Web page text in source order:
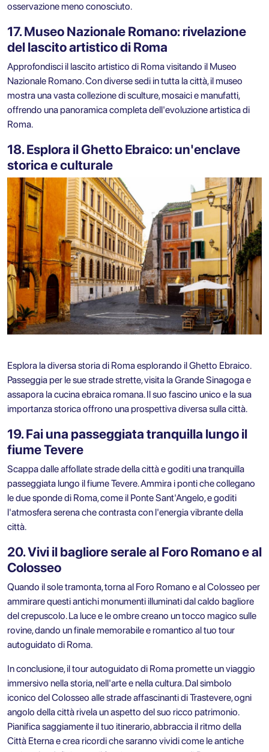
osservazione meno conosciuto.
17. Museo Nazionale Romano: rivelazione
del lascito artistico di Roma
Approfondisci il lascito artistico di Roma visitando il Museo
Nazionale Romano. Con diverse sedi in tutta la città, il museo
mostra una vasta collezione di sculture, mosaici e manufatti,
offrendo una panoramica completa dell'evoluzione artistica di
Roma.
18. Esplora il Ghetto Ebraico: un'enclave
storica e culturale
Esplora la diversa storia di Roma esplorando il Ghetto Ebraico.
Passeggia per le sue strade strette, visita la Grande Sinagoga e
assapora la cucina ebraica romana. Il suo fascino unico e la sua
importanza storica offrono una prospettiva diversa sulla città.
19. Fai una passeggiata tranquilla lungo il
fiume Tevere
Scappa dalle affollate strade della città e goditi una tranquilla
passeggiata lungo il fiume Tevere. Ammira i ponti che collegano
le due sponde di Roma, come il Ponte Sant'Angelo, e goditi
l'atmosfera serena che contrasta con l'energia vibrante della
città.
20. Vivi il bagliore serale al Foro Romano e al
Colosseo
Quando il sole tramonta, torna al Foro Romano e al Colosseo per
ammirare questi antichi monumenti illuminati dal caldo bagliore
del crepuscolo. La luce e le ombre creano un tocco magico sulle
rovine, dando un finale memorabile e romantico al tuo tour
autoguidato di Roma.
In conclusione, il tour autoguidato di Roma promette un viaggio
immersivo nella storia, nell'arte e nella cultura. Dal simbolo
iconico del Colosseo alle strade affascinanti di Trastevere, ogni
angolo della città rivela un aspetto del suo ricco patrimonio.
Pianifica saggiamente il tuo itinerario, abbraccia il ritmo della
Città Eterna e crea ricordi che saranno vividi come le antiche